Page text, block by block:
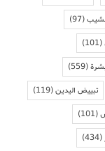
(97)
(101)
(559)
تبييض اليدين(119)
(101)
(434)